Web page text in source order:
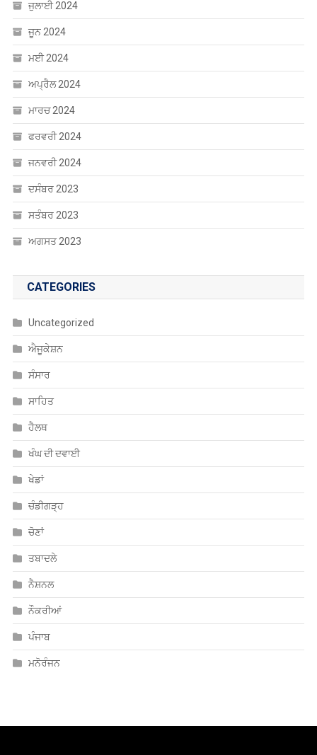
ਮਾਰਚ 2024
ਫਰਵਰੀ 2024
ਜਨਵਰੀ 2024
ਦਸੰਬਰ 2023
ਸਤੰਬਰ 2023
ਅਗਸਤ 2023
CATEGORIES
Uncategorized
ਐਜੂਕੇਸ਼ਨ
ਸਾਹਿਤ
ਹੈਲਥ
ਖੰਘ ਦੀ ਦਵਾਈ
ਖੇਡਾਂ
ਚੰਡੀਗੜ੍ਹ
ਚੋਣਾਂ
ਤਬਾਦਲੇ
ਨੈਸ਼ਨਲ
ਨੌਕਰੀਆਂ
ਪੰਜਾਬ
ਮਨੋਰੰਜਨ